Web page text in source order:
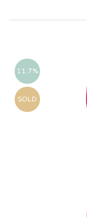
11.7%
SOLD